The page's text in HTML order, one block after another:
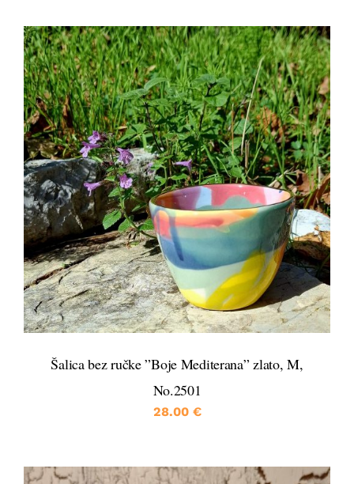
DETALJI
Šalica bez ručke ”Boje Mediterana” zlato, M,
No.2501
28.00 €